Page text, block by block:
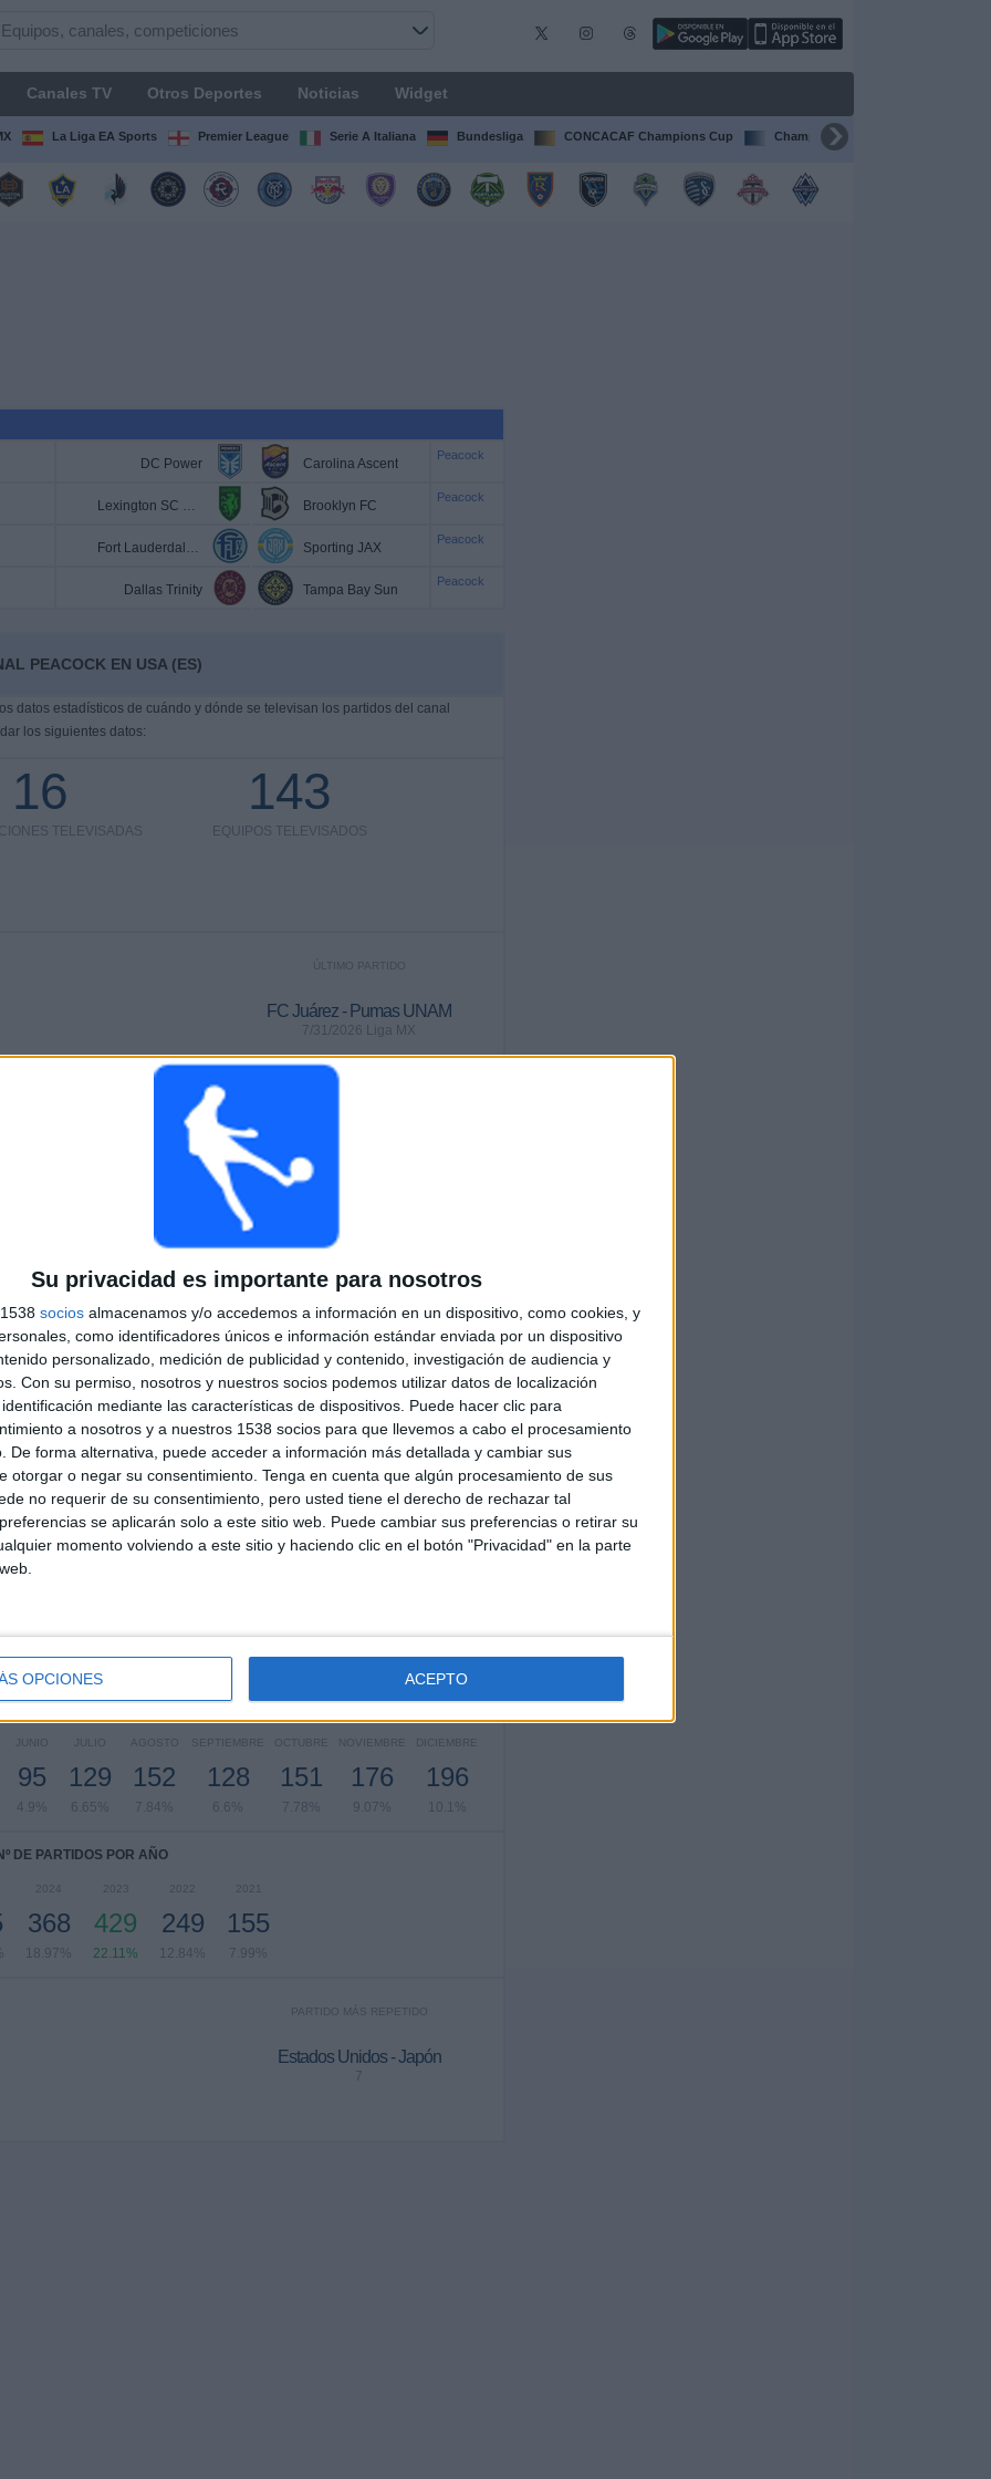
Su privacidad es importante para nosotros
socios almacenamos y/o accedemos a información en un dispositivo, como cookies, y
como identificadores únicos e información estándar enviada por un dispositivo
personalizado, medición de publicidad y contenido, investigación de audiencia y
Con su permiso, nosotros y nuestros socios podemos utilizar datos de localización
mediante las características de dispositivos. Puede hacer clic para
a nosotros y a nuestros 1538 socios para que llevemos a cabo el procesamiento
De forma alternativa, puede acceder a información más detallada y cambiar sus
otorgar o negar su consentimiento. Tenga en cuenta que algún procesamiento de sus
no requerir de su consentimiento, pero usted tiene el derecho de rechazar tal
se aplicarán solo a este sitio web. Puede cambiar sus preferencias o retirar su
momento volviendo a este sitio y haciendo clic en el botón "Privacidad" en la parte
OPCIONES ACEPTO
Canales TV Otros Deportes Noticias Widget
La Liga EA Sports Premier League Serie A Italiana Bundesliga CONCACAF Champions Cup Champions League
DC Power Carolina Ascent
Peacock
Lexington SC Women Brooklyn FC
Peacock
Fort Lauderdale United Sporting JAX
Peacock
Dallas Trinity Tampa Bay Sun
Peacock
PEACOCK EN USA (ES)
datos estadísticos de cuándo y dónde se televisan los partidos del canal
los siguientes datos:
16
TELEVISADAS
143
EQUIPOS TELEVISADOS
ÚLTIMO PARTIDO
FC Juárez - Pumas UNAM
7/31/2026 Liga MX
Ranking equipos por nº de partidos Visitante
77 (3.97%)
69 (3.56%)
Wolverhampton
69 (3.56%)
Everton
66 (3.4%)
RANKING POR DEPORTES
Fútbol
1,940 (100%)
Ver ranking completo
POR DÍA DE LA SEMANA
109
5.62%
95
4.9%
883
45.52%
434
22.37%
JUNIO
95
4.9%
JULIO
129
6.65%
AGOSTO
152
7.84%
SEPTIEMBRE
128
6.6%
OCTUBRE
151
7.78%
NOVIEMBRE
176
9.07%
DICIEMBRE
196
10.1%
DE PARTIDOS POR AÑO
2024
368
18.97%
2023
429
22.11%
2022
249
12.84%
2021
155
7.99%
PARTIDO MÁS REPETIDO
Estados Unidos - Japón
7